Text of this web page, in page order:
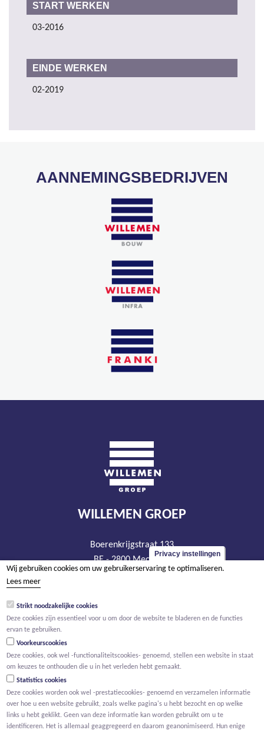
START WERKEN
03-2016
EINDE WERKEN
02-2019
AANNEMINGSBEDRIJVEN
WILLEMEN GROEP
Boerenkrijgstraat 133
BE - 2800 Mechelen
tel +32 15 569 965
BTW BE 0466.256.432
Privacy instellingen
Wij gebruiken cookies om uw gebruikerservaring te optimaliseren.
Lees meer
Strikt noodzakelijke cookies
Deze cookies zijn essentieel voor u om door de website te bladeren en de functies
ervan te gebruiken.
Voorkeurscookies
Deze cookies, ook wel -functionaliteitscookies- genoemd, stellen een website in staat
om keuzes te onthouden die u in het verleden hebt gemaakt.
Statistics cookies
Deze cookies worden ook wel -prestatiecookies- genoemd en verzamelen informatie
over hoe u een website gebruikt, zoals welke pagina's u hebt bezocht en op welke
links u hebt geklikt. Geen van deze informatie kan worden gebruikt om u te
identificeren. Het is allemaal geaggregeerd en daarom geanonimiseerd. Hun enige